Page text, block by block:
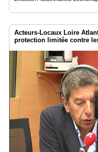
Acteurs-Locaux Loire
protection limitée contre